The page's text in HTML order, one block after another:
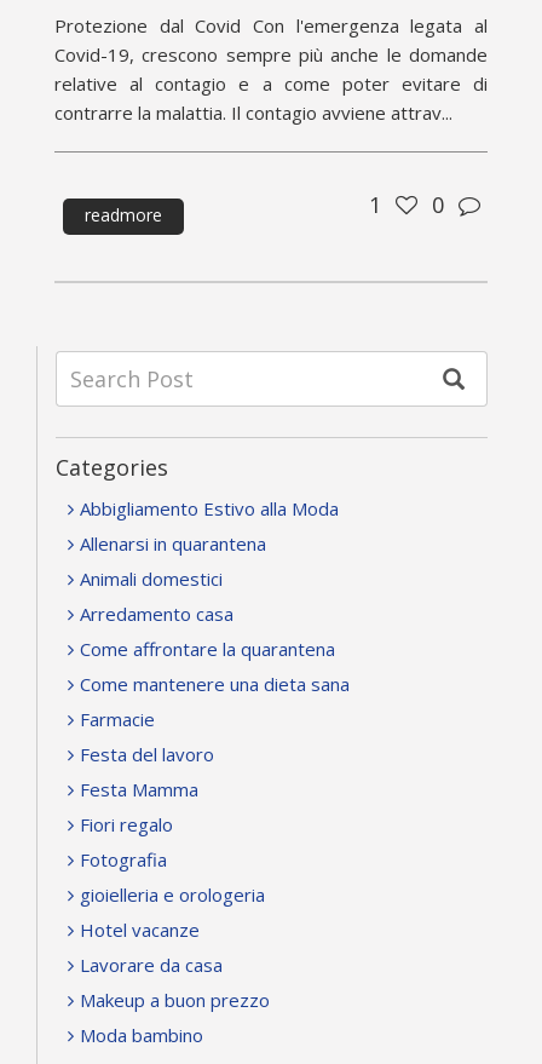
Protezione dal Covid Con l'emergenza legata al
Covid-19, crescono sempre più anche le domande
relative al contagio e a come poter evitare di
contrarre la malattia. Il contagio avviene attrav...
readmore 1 0
Categories
Abbigliamento Estivo alla Moda
Allenarsi in quarantena
Animali domestici
Arredamento casa
Come affrontare la quarantena
Come mantenere una dieta sana
Farmacie
Festa del lavoro
Festa Mamma
Fiori regalo
Fotografia
gioielleria e orologeria
Hotel vacanze
Lavorare da casa
Makeup a buon prezzo
Moda bambino